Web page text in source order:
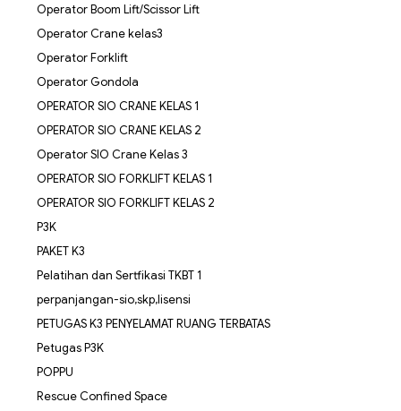
Operator Boom Lift/Scissor Lift
Operator Crane kelas3
Operator Forklift
Operator Gondola
OPERATOR SIO CRANE KELAS 1
OPERATOR SIO CRANE KELAS 2
Operator SIO Crane Kelas 3
OPERATOR SIO FORKLIFT KELAS 1
OPERATOR SIO FORKLIFT KELAS 2
P3K
PAKET K3
Pelatihan dan Sertfikasi TKBT 1
perpanjangan-sio,skp,lisensi
PETUGAS K3 PENYELAMAT RUANG TERBATAS
Petugas P3K
POPPU
Rescue Confined Space